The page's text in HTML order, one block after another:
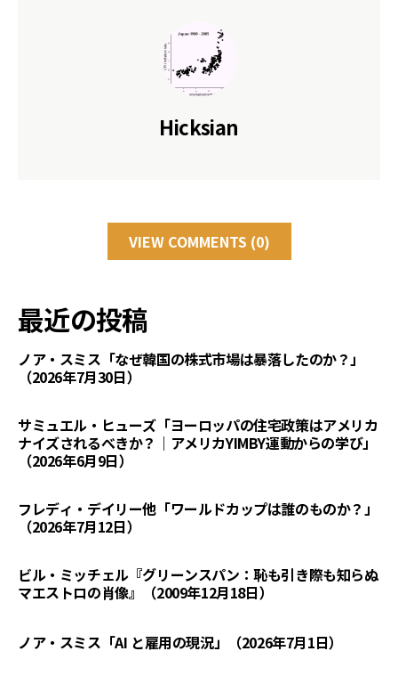
Hicksian
VIEW COMMENTS (0)
最近の投稿
ノア・スミス「なぜ韓国の株式市場は暴落したのか？」
（2026年7月30日）
サミュエル・ヒューズ「ヨーロッパの住宅政策はアメリカ
ナイズされるべきか？｜アメリカYIMBY運動からの学び」
（2026年6月9日）
フレディ・デイリー他「ワールドカップは誰のものか？」
（2026年7月12日）
ビル・ミッチェル『グリーンスパン：恥も引き際も知らぬ
マエストロの肖像』（2009年12月18日）
ノア・スミス「AI と雇用の現況」（2026年7月1日）